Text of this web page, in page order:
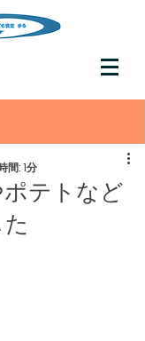
テトなど
間: 1分